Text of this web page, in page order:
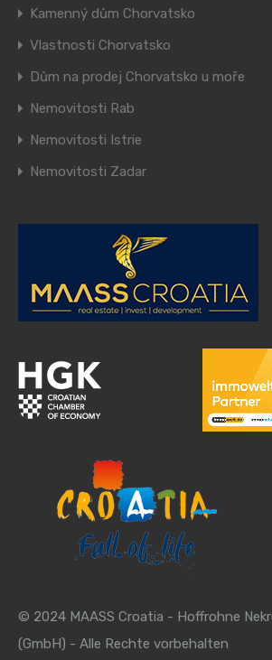
Kamenný dům Chorvatsko
Vlastnosti Chorvatsko
Dům na prodej Chorvatsko u moře
Nemovitosti Rab
Nemovitosti Istrie
Nemovitosti Zadar
© 2024 MAASS Croatia - Hoffrohne
(GmbH) - Alle Rechte vorbehalten